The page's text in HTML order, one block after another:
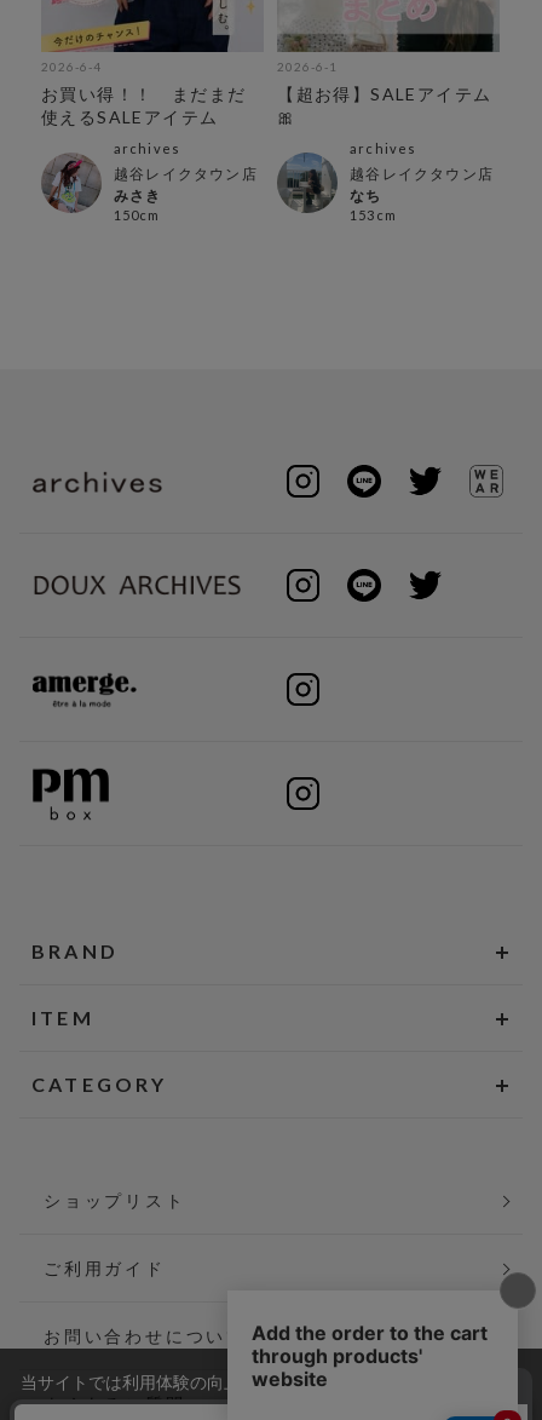
2026-6-4
お買い得！！ まだまだ
使えるSALEアイテム
archives
越谷レイクタウン店
みさき
150cm
2026-6-1
【超お得】SALEアイテム
🎀
archives
越谷レイクタウン店
なち
153cm
BRAND
ITEM
CATEGORY
ショップリスト
ご利用ガイド
お問い合わせについて
よくあるご質問
当サイトでは利用体験の向上およびコンテンツの最適な提供、ト
ラフィックの分析を目的としてCookieを使用しています。